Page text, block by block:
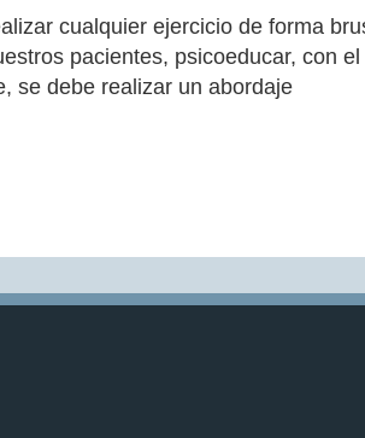
cualquier ejercicio de forma
pacientes, psicoeducar, con el
se debe realizar un abordaje